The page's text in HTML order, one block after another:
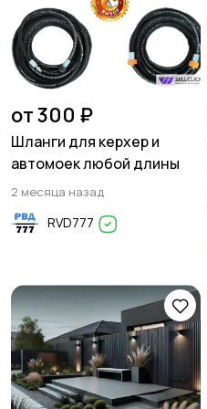
от 300 ₽
Шланги для керхер и
автомоек любой длины
2 месяца назад
RVD777